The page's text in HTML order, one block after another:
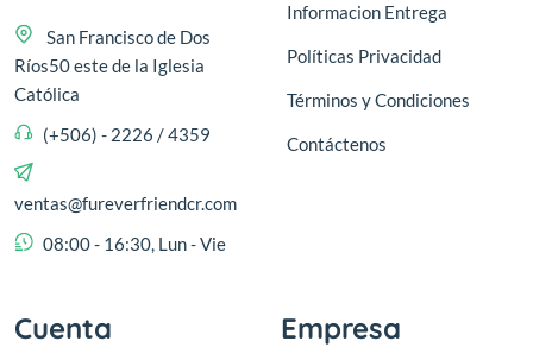
San Francisco de Dos
Ríos50 este de la Iglesia
Católica
(+506) - 2226 / 4359
ventas@fureverfriendcr.com
08:00 - 16:30, Lun - Vie
Informacion Entrega
Políticas Privacidad
Términos y Condiciones
Contáctenos
Cuenta Empresa